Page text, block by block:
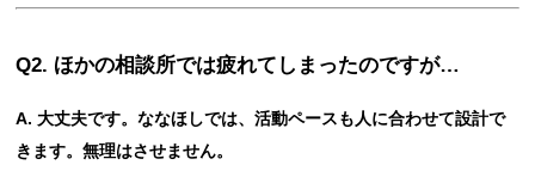
Q2. ほかの相談所では疲れてしまったのですが…
A. 大丈夫です。ななほしでは、活動ペースも人に合わせて設計で
きます。無理はさせません。